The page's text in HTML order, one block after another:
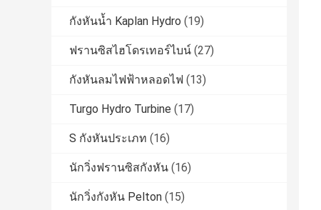
กังหันน้ำ Kaplan Hydro (19)
ฟรานซิสไฮโดรเทอร์ไบน์ (27)
กังหันลมไฟฟ้าหลอดไฟ (13)
Turgo Hydro Turbine (17)
S กังหันประเภท (16)
นักวิ่งฟรานซิสกังหัน (16)
นักวิ่งกังหัน Pelton (15)